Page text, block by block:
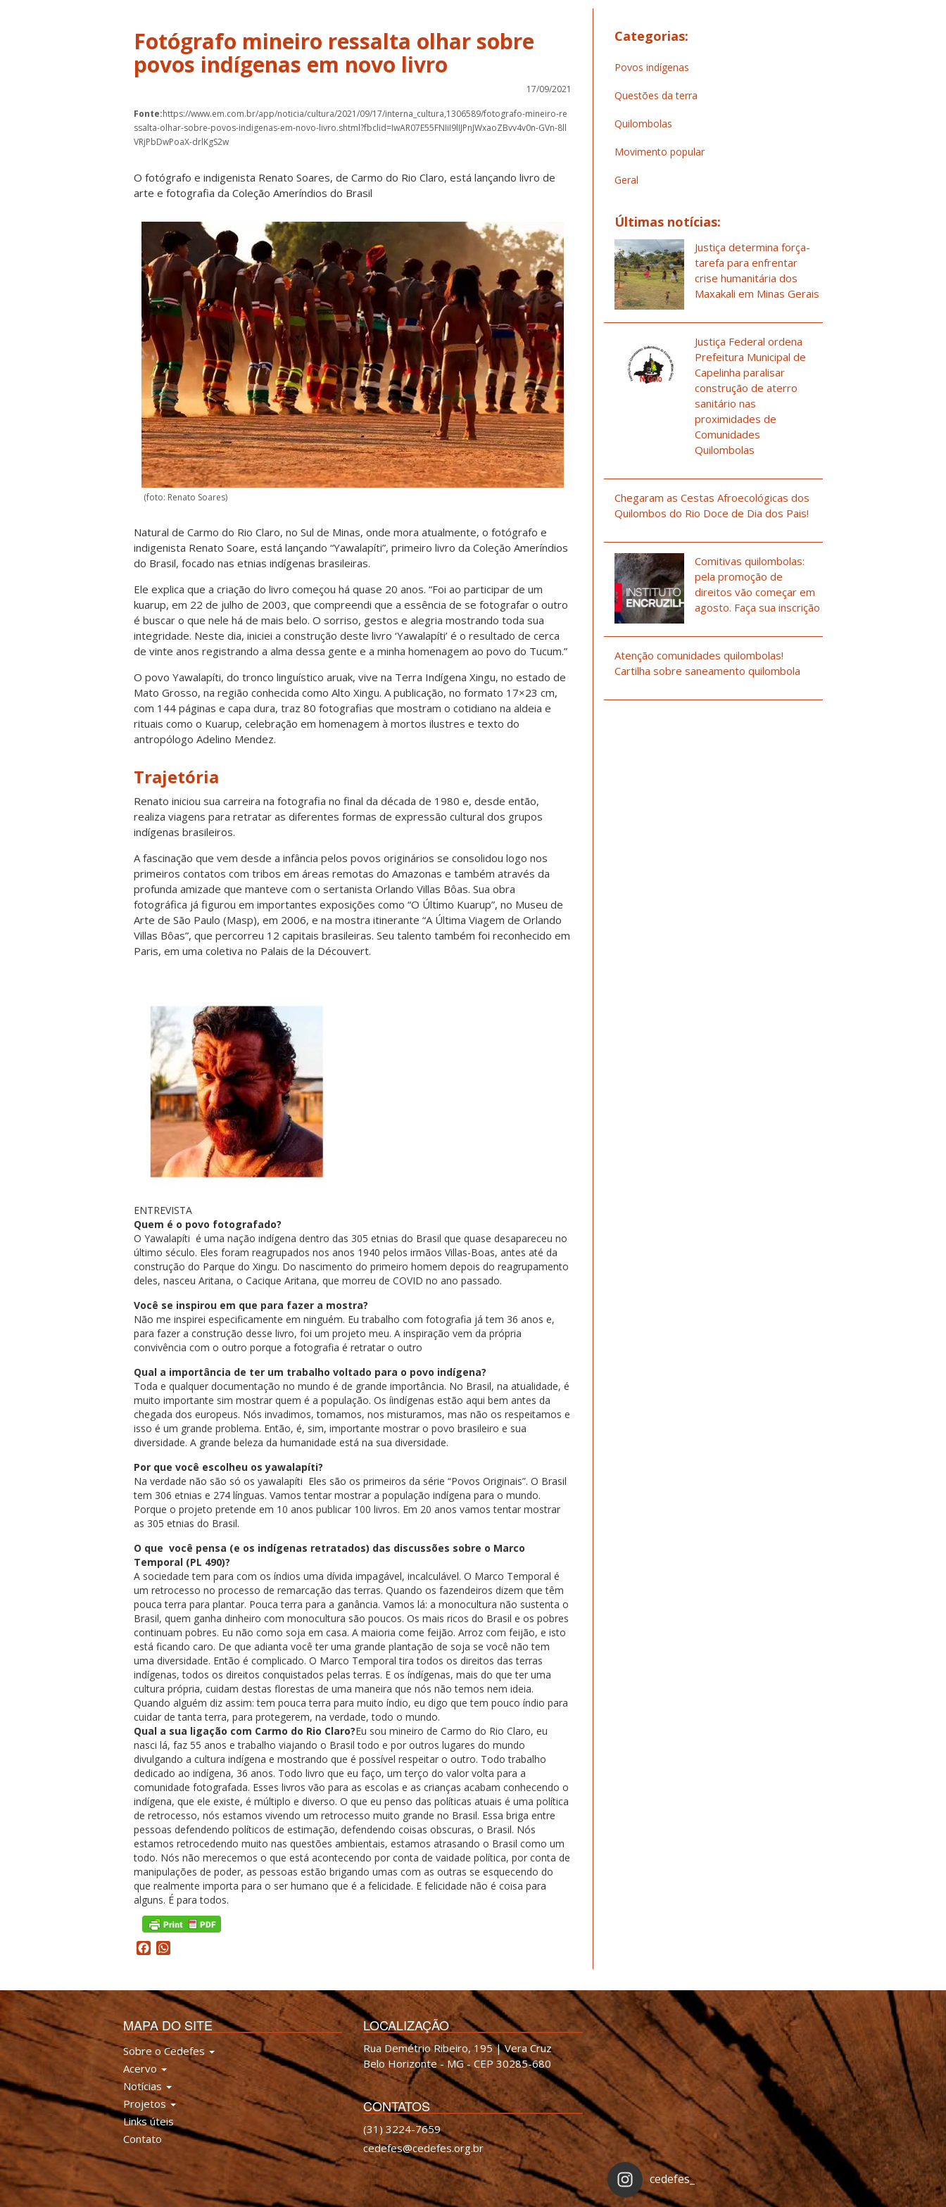
Fotógrafo mineiro ressalta olhar sobre
povos indígenas em novo livro
17/09/2021
Fonte:https://www.em.com.br/app/noticia/cultura/2021/09/17/interna_cultura,1306589/fotografo-mineiro-re
ssalta-olhar-sobre-povos-indigenas-em-novo-livro.shtml?fbclid=IwAR07E55FNIiI9lIJPnJWxaoZBvv4v0n-GVn-8ll
VRjPbDwPoaX-drlKgS2w
O fotógrafo e indigenista Renato Soares, de Carmo do Rio Claro, está lançando livro de
arte e fotografia da Coleção Ameríndios do Brasil
(foto: Renato Soares)
Natural de Carmo do Rio Claro, no Sul de Minas, onde mora atualmente, o fotógrafo e
indigenista Renato Soare, está lançando “Yawalapíti”, primeiro livro da Coleção Ameríndios
do Brasil, focado nas etnias indígenas brasileiras.
Ele explica que a criação do livro começou há quase 20 anos. “Foi ao participar de um
kuarup, em 22 de julho de 2003, que compreendi que a essência de se fotografar o outro
é buscar o que nele há de mais belo. O sorriso, gestos e alegria mostrando toda sua
integridade. Neste dia, iniciei a construção deste livro ‘Yawalapíti’ é o resultado de cerca
de vinte anos registrando a alma dessa gente e a minha homenagem ao povo do Tucum.”
O povo Yawalapíti, do tronco linguístico aruak, vive na Terra Indígena Xingu, no estado de
Mato Grosso, na região conhecida como Alto Xingu. A publicação, no formato 17×23 cm,
com 144 páginas e capa dura, traz 80 fotografias que mostram o cotidiano na aldeia e
rituais como o Kuarup, celebração em homenagem à mortos ilustres e texto do
antropólogo Adelino Mendez.
Trajetória
Renato iniciou sua carreira na fotografia no final da década de 1980 e, desde então,
realiza viagens para retratar as diferentes formas de expressão cultural dos grupos
indígenas brasileiros.
A fascinação que vem desde a infância pelos povos originários se consolidou logo nos
primeiros contatos com tribos em áreas remotas do Amazonas e também através da
profunda amizade que manteve com o sertanista Orlando Villas Bôas. Sua obra
fotográfica já figurou em importantes exposições como “O Último Kuarup”, no Museu de
Arte de São Paulo (Masp), em 2006, e na mostra itinerante “A Última Viagem de Orlando
Villas Bôas”, que percorreu 12 capitais brasileiras. Seu talento também foi reconhecido em
Paris, em uma coletiva no Palais de la Découvert.
ENTREVISTA
Quem é o povo fotografado?
O Yawalapíti é uma nação indígena dentro das 305 etnias do Brasil que quase desapareceu no
último século. Eles foram reagrupados nos anos 1940 pelos irmãos Villas-Boas, antes até da
construção do Parque do Xingu. Do nascimento do primeiro homem depois do reagrupamento
deles, nasceu Aritana, o Cacique Aritana, que morreu de COVID no ano passado.
Você se inspirou em que para fazer a mostra?
Não me inspirei especificamente em ninguém. Eu trabalho com fotografia já tem 36 anos e,
para fazer a construção desse livro, foi um projeto meu. A inspiração vem da própria
convivência com o outro porque a fotografia é retratar o outro
Qual a importância de ter um trabalho voltado para o povo indígena?
Toda e qualquer documentação no mundo é de grande importância. No Brasil, na atualidade, é
muito importante sim mostrar quem é a população. Os íindígenas estão aqui bem antes da
chegada dos europeus. Nós invadimos, tomamos, nos misturamos, mas não os respeitamos e
isso é um grande problema. Então, é, sim, importante mostrar o povo brasileiro e sua
diversidade. A grande beleza da humanidade está na sua diversidade.
Por que você escolheu os yawalapíti?
Na verdade não são só os yawalapíti Eles são os primeiros da série “Povos Originais”. O Brasil
tem 306 etnias e 274 línguas. Vamos tentar mostrar a população indígena para o mundo.
Porque o projeto pretende em 10 anos publicar 100 livros. Em 20 anos vamos tentar mostrar
as 305 etnias do Brasil.
O que você pensa (e os indígenas retratados) das discussões sobre o Marco
Temporal (PL 490)?
A sociedade tem para com os índios uma dívida impagável, incalculável. O Marco Temporal é
um retrocesso no processo de remarcação das terras. Quando os fazendeiros dizem que têm
pouca terra para plantar. Pouca terra para a ganância. Vamos lá: a monocultura não sustenta o
Brasil, quem ganha dinheiro com monocultura são poucos. Os mais ricos do Brasil e os pobres
continuam pobres. Eu não como soja em casa. A maioria come feijão. Arroz com feijão, e isto
está ficando caro. De que adianta você ter uma grande plantação de soja se você não tem
uma diversidade. Então é complicado. O Marco Temporal tira todos os direitos das terras
indígenas, todos os direitos conquistados pelas terras. E os índígenas, mais do que ter uma
cultura própria, cuidam destas florestas de uma maneira que nós não temos nem ideia.
Quando alguém diz assim: tem pouca terra para muito índio, eu digo que tem pouco índio para
cuidar de tanta terra, para protegerem, na verdade, todo o mundo.
Qual a sua ligação com Carmo do Rio Claro?Eu sou mineiro de Carmo do Rio Claro, eu
nasci lá, faz 55 anos e trabalho viajando o Brasil todo e por outros lugares do mundo
divulgando a cultura indígena e mostrando que é possível respeitar o outro. Todo trabalho
dedicado ao indígena, 36 anos. Todo livro que eu faço, um terço do valor volta para a
comunidade fotografada. Esses livros vão para as escolas e as crianças acabam conhecendo o
indígena, que ele existe, é múltiplo e diverso. O que eu penso das políticas atuais é uma política
de retrocesso, nós estamos vivendo um retrocesso muito grande no Brasil. Essa briga entre
pessoas defendendo políticos de estimação, defendendo coisas obscuras, o Brasil. Nós
estamos retrocedendo muito nas questões ambientais, estamos atrasando o Brasil como um
todo. Nós não merecemos o que está acontecendo por conta de vaidade política, por conta de
manipulações de poder, as pessoas estão brigando umas com as outras se esquecendo do
que realmente importa para o ser humano que é a felicidade. E felicidade não é coisa para
alguns. É para todos.
Facebook
Categorias:
Povos indígenas
Questões da terra
Quilombolas
Movimento popular
Geral
Últimas notícias:
Justiça determina força-
tarefa para enfrentar
crise humanitária dos
Maxakali em Minas Gerais
Justiça Federal ordena
Prefeitura Municipal de
Capelinha paralisar
construção de aterro
sanitário nas
proximidades de
Comunidades
Quilombolas
Chegaram as Cestas Afroecológicas dos
Quilombos do Rio Doce de Dia dos Pais!
Comitivas quilombolas:
pela promoção de
direitos vão começar em
agosto. Faça sua inscrição
Atenção comunidades quilombolas!
Cartilha sobre saneamento quilombola
MAPA DO SITE
Sobre o Cedefes
Acervo
Notícias
Projetos
Links úteis
Contato
LOCALIZAÇÃO
Rua Demétrio Ribeiro, 195 | Vera Cruz
Belo Horizonte - MG - CEP 30285-680
CONTATOS
(31) 3224-7659
cedefes@cedefes.org.br
cedefes_